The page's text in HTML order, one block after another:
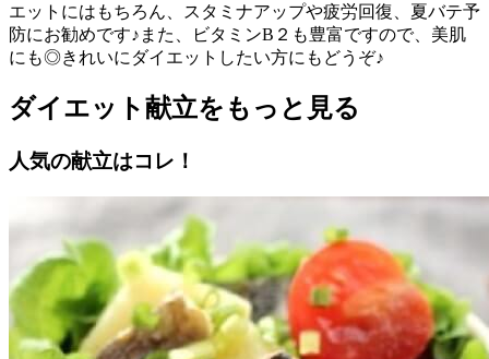
エットにはもちろん、スタミナアップや疲労回復、夏バテ予
防にお勧めです♪また、ビタミンB２も豊富ですので、美肌
にも◎きれいにダイエットしたい方にもどうぞ♪
ダイエット献立をもっと見る
人気の献立はコレ！